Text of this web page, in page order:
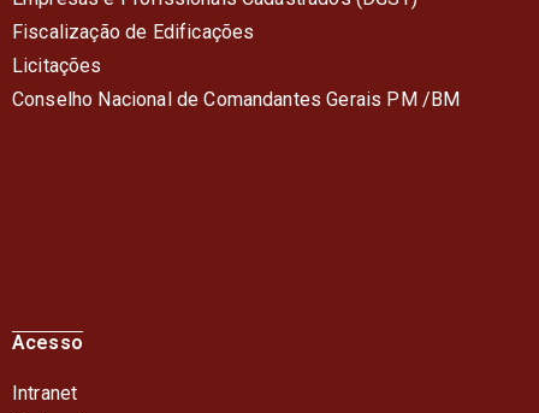
Fiscalização de Edificações
Licitações
Conselho Nacional de Comandantes Gerais PM /BM
Acesso
Intranet